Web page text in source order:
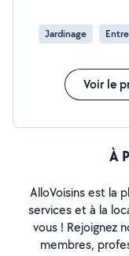
Jardinage
Voir le
À
AlloVoisins est la
services et à la
vous ! Rejoignez
membres,